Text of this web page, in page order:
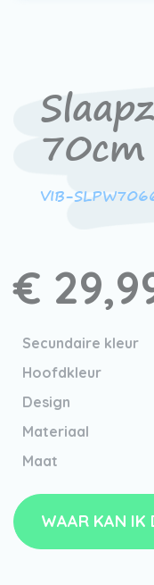
70cm
VIB-
€
Secundaire kleur
Hoofdkleur
Design
Materiaal
Maat
WAAR KAN IK